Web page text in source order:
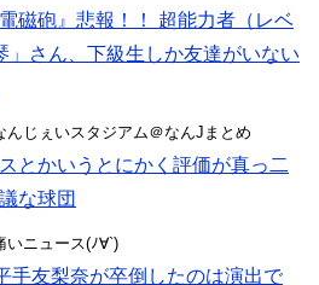
磁砲』悲報！！ 超能力者（レベ
」さん、下級生しか友達がいない
んじぇいスタジアム＠なんJまとめ
とかいうとにかく評価が真っ二
な球団
いニュース(ﾉ∀`)
手友梨奈が卒倒したのは演出で